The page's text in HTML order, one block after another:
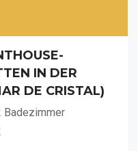
IN DER
DE CRISTAL)
Badezimmer